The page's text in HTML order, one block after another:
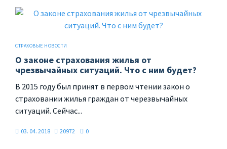
СТРАХОВЫЕ НОВОСТИ
О законе страхования жилья от
чрезвычайных ситуаций. Что с ним будет?
В 2015 году был принят в первом чтении закон о
страховании жилья граждан от черезвычайных
ситуаций. Сейчас...
03. 04. 2018 20972 0